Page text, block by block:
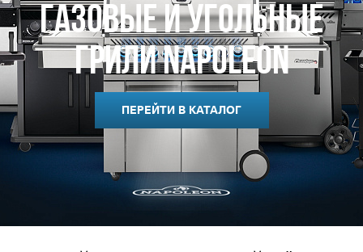
Газовые и Угольные
Грили Napoleon
ПЕРЕЙТИ В КАТАЛОГ